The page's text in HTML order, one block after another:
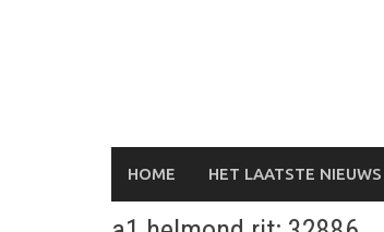
HOME HET LAATSTE